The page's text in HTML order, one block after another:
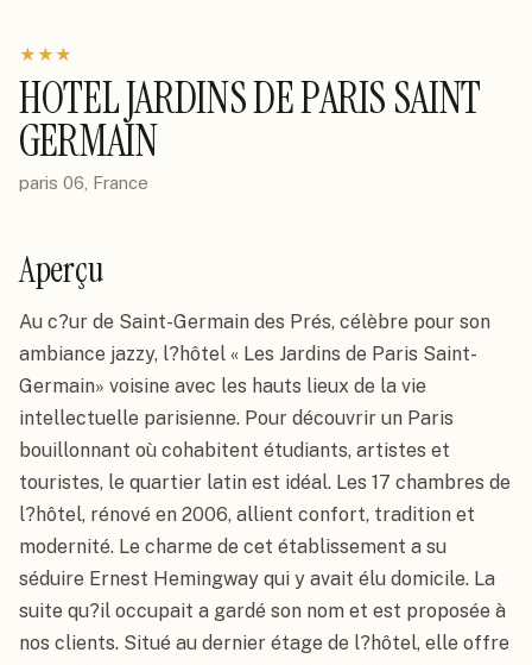
★★★
HOTEL JARDINS DE PARIS SAINT
GERMAIN
paris 06, France
Aperçu
Au c?ur de Saint-Germain des Prés, célèbre pour son
ambiance jazzy, l?hôtel « Les Jardins de Paris Saint-
Germain» voisine avec les hauts lieux de la vie
intellectuelle parisienne. Pour découvrir un Paris
bouillonnant où cohabitent étudiants, artistes et
touristes, le quartier latin est idéal. Les 17 chambres de
l?hôtel, rénové en 2006, allient confort, tradition et
modernité. Le charme de cet établissement a su
séduire Ernest Hemingway qui y avait élu domicile. La
suite qu?il occupait a gardé son nom et est proposée à
nos clients. Situé au dernier étage de l?hôtel, elle offre